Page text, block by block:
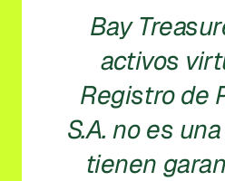
Bay
activos
Registro de
S.A. no es
tienen